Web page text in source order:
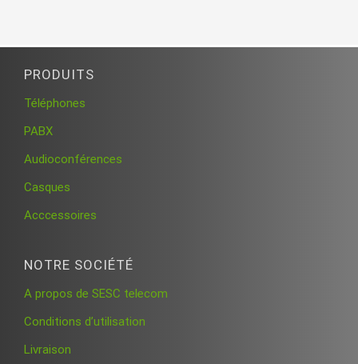
PRODUITS
Téléphones
PABX
Audioconférences
Casques
Acccessoires
NOTRE SOCIÉTÉ
A propos de SESC telecom
Conditions d’utilisation
Livraison